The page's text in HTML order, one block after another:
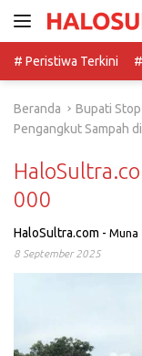
# Peristiwa Terkini
Beranda
Bupati
Pengangkut Sampah
000
HaloSultra.com - Muna
8 September 2025